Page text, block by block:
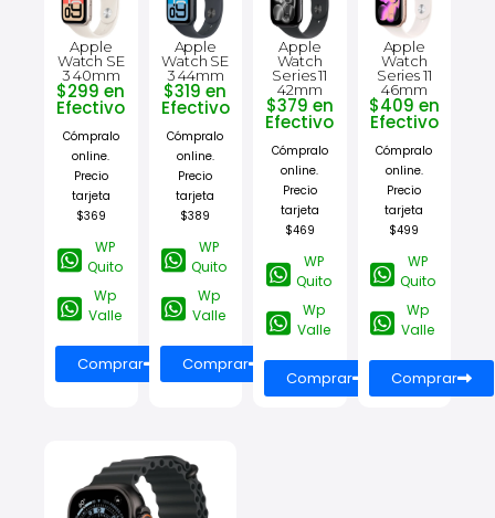
Apple
Watch SE
3 40mm
$299 en
Efectivo
Cómpralo
online.
Precio
tarjeta
$369
WP
Quito
Wp
Valle
Comprar
Apple
Watch SE
3 44mm
$319 en
Efectivo
Cómpralo
online.
Precio
tarjeta
$389
WP
Quito
Wp
Valle
Comprar
Apple
Watch
Series 11
42mm
$379 en
Efectivo
Cómpralo
online.
Precio
tarjeta
$469
WP
Quito
Wp
Valle
Comprar
Apple
Watch
Series 11
46mm
$409 en
Efectivo
Cómpralo
online.
Precio
tarjeta
$499
WP
Quito
Wp
Valle
Comprar